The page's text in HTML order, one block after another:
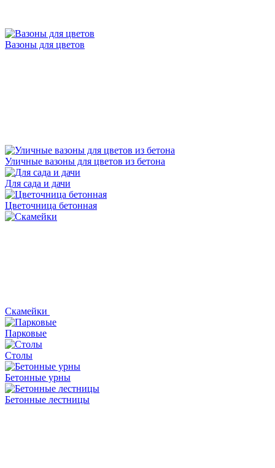
Вазоны для цветов
Уличные вазоны для цветов из бетона
Для сада и дачи
Цветочница бетонная
Скамейки
Парковые
Столы
Бетонные урны
Бетонные лестницы